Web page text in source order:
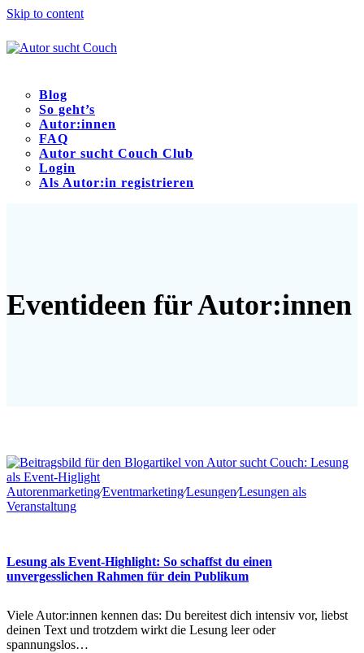
Skip to content
Blog
So geht’s
Autor:innen
FAQ
Autor sucht Couch Club
Login
Als Autor:in registrieren
Eventideen für Autor:innen
Autorenmarketing∕Eventmarketing∕Lesungen∕Lesungen als
Veranstaltung
Lesung als Event-Highlight: So schaffst du einen
unvergesslichen Rahmen für dein Publikum
Viele Autor:innen kennen das: Du bereitest dich intensiv vor, liebst
deinen Text und trotzdem wirkt die Lesung leer oder
spannungslos…